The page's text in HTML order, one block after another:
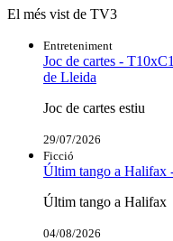
El més vist de TV3
Entreteniment
Joc de cartes -
de Lleida
Joc de cartes estiu
29/07/2026
Ficció
Últim tango a Halifax
Últim tango a Halifax
04/08/2026